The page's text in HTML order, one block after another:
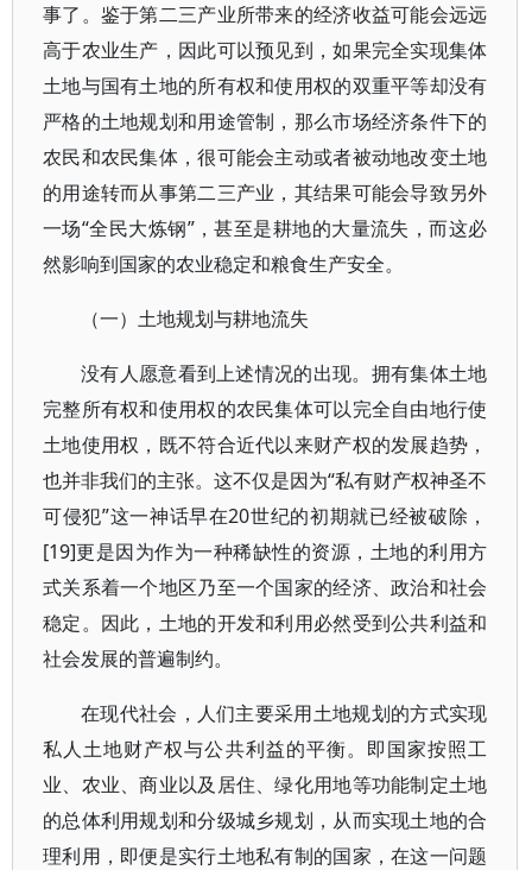
事了。鉴于第二三产业所带来的经济收益可能会远远
高于农业生产，因此可以预见到，如果完全实现集体
土地与国有土地的所有权和使用权的双重平等却没有
严格的土地规划和用途管制，那么市场经济条件下的
农民和农民集体，很可能会主动或者被动地改变土地
的用途转而从事第二三产业，其结果可能会导致另外
一场“全民大炼钢”，甚至是耕地的大量流失，而这必
然影响到国家的农业稳定和粮食生产安全。
（一）土地规划与耕地流失
没有人愿意看到上述情况的出现。拥有集体土地
完整所有权和使用权的农民集体可以完全自由地行使
土地使用权，既不符合近代以来财产权的发展趋势，
也并非我们的主张。这不仅是因为“私有财产权神圣不
可侵犯”这一神话早在20世纪的初期就已经被破除，
[19]更是因为作为一种稀缺性的资源，土地的利用方
式关系着一个地区乃至一个国家的经济、政治和社会
稳定。因此，土地的开发和利用必然受到公共利益和
社会发展的普遍制约。
在现代社会，人们主要采用土地规划的方式实现
私人土地财产权与公共利益的平衡。即国家按照工
业、农业、商业以及居住、绿化用地等功能制定土地
的总体利用规划和分级城乡规划，从而实现土地的合
理利用，即便是实行土地私有制的国家，在这一问题